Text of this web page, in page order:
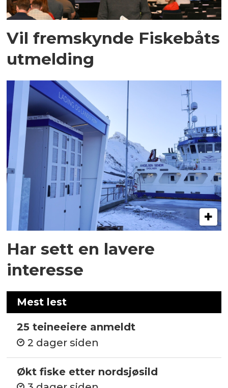
Vil fremskynde Fiskebåts
utmelding
Har sett en lavere
interesse
Mest lest
25 teineeiere anmeldt
2 dager siden
Økt fiske etter nordsjøsild